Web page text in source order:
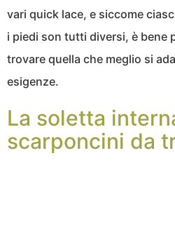
vari quick lace, e siccome
i piedi son tutti diversi, è bene
trovare quella che meglio si
esigenze.
La soletta
scarponcini da